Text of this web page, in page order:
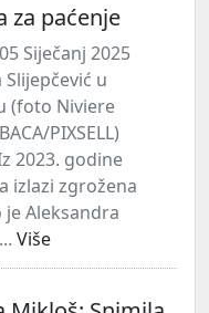
za paćenje
Siječanj 2025
Slijepčević u
(foto Niviere
PIXSELL)
2023. godine
izlazi zgrožena
Aleksandra
Više